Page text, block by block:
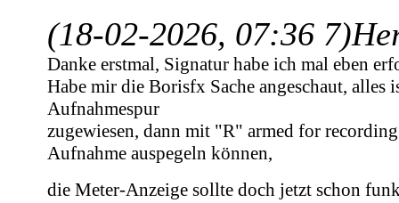
(18-02-2026, 07:36 7)
Danke erstmal, Signatur habe ich mal eben
Habe mir die Borisfx Sache angeschaut, alles
Aufnahmespur
zugewiesen, dann mit "R" armed for
Aufnahme auspegeln können,
die Meter-Anzeige sollte doch jetzt schon